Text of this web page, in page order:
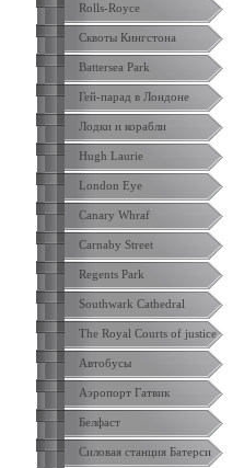
Rolls-Royce
Сквоты Кингстона
Battersea Park
Гей-парад в Лондоне
Лодки и корабли
Hugh Laurie
London Eye
Canary Whraf
Carnaby Street
Regents Park
Southwark Cathedral
The Royal Courts of justice
Автобусы
Аэропорт Гатвик
Белфаст
Силовая станция Батерси